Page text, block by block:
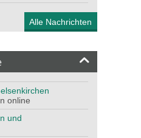
Alle Nachrichten
online
und